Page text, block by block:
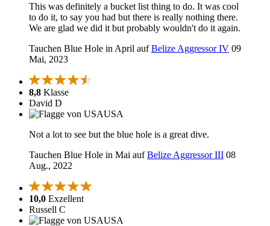
This was definitely a bucket list thing to do. It was cool
to do it, to say you had but there is really nothing there.
We are glad we did it but probably wouldn't do it again.
Tauchen Blue Hole in April aufBelize Aggressor IV 09
Mai, 2023
8,8 Klasse
David D
USA
Not a lot to see but the blue hole is a great dive.
Tauchen Blue Hole in Mai aufBelize Aggressor III 08
Aug., 2022
10,0 Exzellent
Russell C
USA